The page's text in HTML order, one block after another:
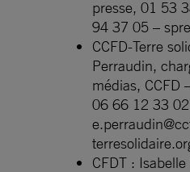
presse, 01 53
94 37 05 –
CCFD-Terre
Perraudin,
médias, CCFD
06 66 12 33
CFDT :